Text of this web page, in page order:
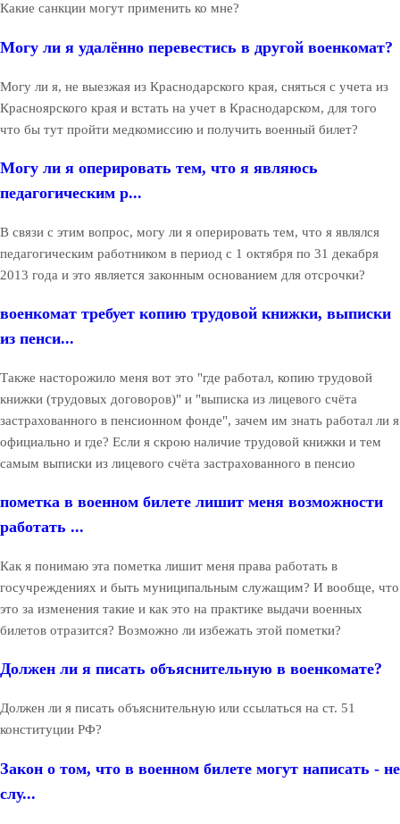
Какие санкции могут применить ко мне?
Могу ли я удалённо перевестись в другой военкомат?
Могу ли я, не выезжая из Краснодарского края, сняться с учета из
Красноярского края и встать на учет в Краснодарском, для того
что бы тут пройти медкомиссию и получить военный билет?
Могу ли я оперировать тем, что я являюсь
педагогическим р...
В связи с этим вопрос, могу ли я оперировать тем, что я являлся
педагогическим работником в период с 1 октября по 31 декабря
2013 года и это является законным основанием для отсрочки?
военкомат требует копию трудовой книжки, выписки
из пенси...
Также насторожило меня вот это "где работал, копию трудовой
книжки (трудовых договоров)" и "выписка из лицевого счёта
застрахованного в пенсионном фонде", зачем им знать работал ли я
официально и где? Если я скрою наличие трудовой книжки и тем
самым выписки из лицевого счёта застрахованного в пенсио
пометка в военном билете лишит меня возможности
работать ...
Как я понимаю эта пометка лишит меня права работать в
госучреждениях и быть муниципальным служащим? И вообще, что
это за изменения такие и как это на практике выдачи военных
билетов отразится? Возможно ли избежать этой пометки?
Должен ли я писать объяснительную в военкомате?
Должен ли я писать объяснительную или ссылаться на ст. 51
конституции РФ?
Закон о том, что в военном билете могут написать - не
слу...